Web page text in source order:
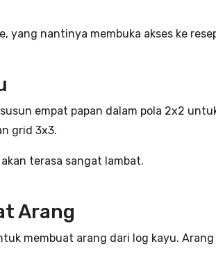
nantinya membuka akses ke
empat papan dalam pola 2x2
grid 3x3.
terasa sangat lambat.
Arang
membuat arang dari log kayu.